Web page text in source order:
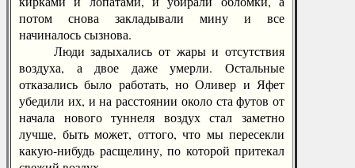
потом снова закладывали мину и все
начиналось сызнова.
Люди задыхались от жары и отсутствия
воздуха, а двое даже умерли. Остальные
отказались было работать, но Оливер и Яфет
убедили их, и на расстоянии около ста футов от
начала нового туннеля воздух стал заметно
лучше, быть может, оттого, что мы пересекли
какую-нибудь расщелину, по которой притекал